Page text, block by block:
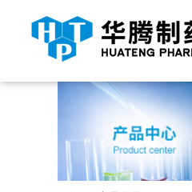
当前位置： 首页 产品